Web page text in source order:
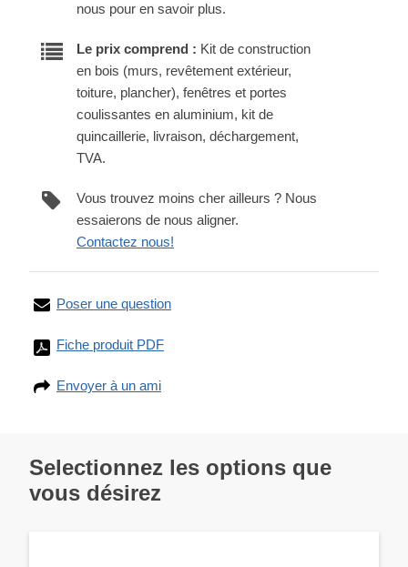
nous pour en savoir plus.
Le prix comprend : Kit de construction
en bois (murs, revêtement extérieur,
toiture, plancher), fenêtres et portes
coulissantes en aluminium, kit de
quincaillerie, livraison, déchargement,
TVA.
Vous trouvez moins cher ailleurs ? Nous
essaierons de nous aligner.
Contactez nous!
Poser une question
Fiche produit PDF
Envoyer à un ami
Selectionnez les options que
vous désirez